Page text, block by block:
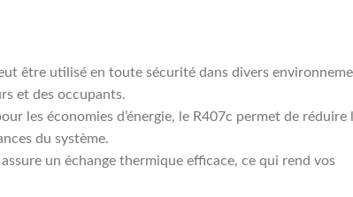
être utilisé en toute sécurité dans divers
et des occupants.
les économies d’énergie, le R407c permet de réduire
du système.
un échange thermique efficace, ce qui rend vos